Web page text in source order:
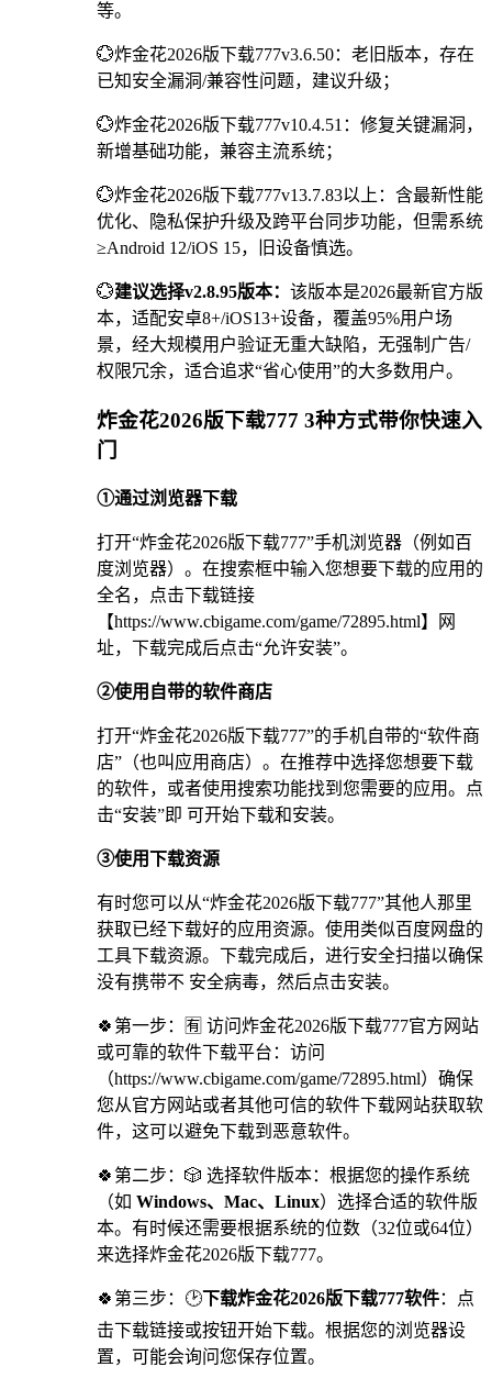
等。
💮炸金花2026版下载777v3.6.50：老旧版本，存在
已知安全漏洞/兼容性问题，建议升级；
💮炸金花2026版下载777v10.4.51：修复关键漏洞，
新增基础功能，兼容主流系统；
💮炸金花2026版下载777v13.7.83以上：含最新性能
优化、隐私保护升级及跨平台同步功能，但需系统
≥Android 12/iOS 15，旧设备慎选。
💮建议选择v2.8.95版本： 该版本是2026最新官方版
本，适配安卓8+/iOS13+设备，覆盖95%用户场
景，经大规模用户验证无重大缺陷，无强制广告/
权限冗余，适合追求“省心使用”的大多数用户。
炸金花2026版下载777 3种方式带你快速入
门
①通过浏览器下载
打开“炸金花2026版下载777”手机浏览器（例如百
度浏览器）。在搜索框中输入您想要下载的应用的
全名，点击下载链接
【https://www.cbigame.com/game/72895.html】网
址，下载完成后点击“允许安装”。
②使用自带的软件商店
打开“炸金花2026版下载777”的手机自带的“软件商
店”（也叫应用商店）。在推荐中选择您想要下载
的软件，或者使用搜索功能找到您需要的应用。点
击“安装”即 可开始下载和安装。
③使用下载资源
有时您可以从“炸金花2026版下载777”其他人那里
获取已经下载好的应用资源。使用类似百度网盘的
工具下载资源。下载完成后，进行安全扫描以确保
没有携带不 安全病毒，然后点击安装。
🍀第一步：🈶 访问炸金花2026版下载777官方网站
或可靠的软件下载平台：访问
（https://www.cbigame.com/game/72895.html）确保
您从官方网站或者其他可信的软件下载网站获取软
件，这可以避免下载到恶意软件。
🍀第二步：🎲 选择软件版本：根据您的操作系统
（如 Windows、Mac、Linux）选择合适的软件版
本。有时候还需要根据系统的位数（32位或64位）
来选择炸金花2026版下载777。
🍀第三步：🕑下载炸金花2026版下载777软件：点
击下载链接或按钮开始下载。根据您的浏览器设
置，可能会询问您保存位置。